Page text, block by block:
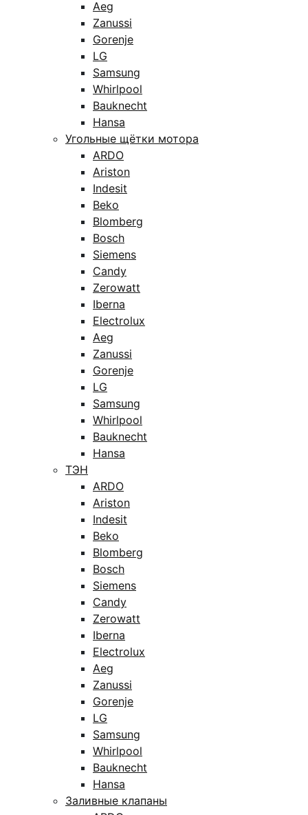
Aeg
Zanussi
Gorenje
LG
Samsung
Whirlpool
Bauknecht
Hansa
Угольные щётки мотора
ARDO
Ariston
Indesit
Beko
Blomberg
Bosch
Siemens
Candy
Zerowatt
Iberna
Electrolux
Aeg
Zanussi
Gorenje
LG
Samsung
Whirlpool
Bauknecht
Hansa
ТЭН
ARDO
Ariston
Indesit
Beko
Blomberg
Bosch
Siemens
Candy
Zerowatt
Iberna
Electrolux
Aeg
Zanussi
Gorenje
LG
Samsung
Whirlpool
Bauknecht
Hansa
Заливные клапаны